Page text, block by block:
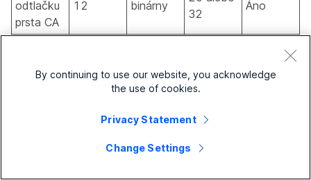
odtlačku
prsta CA
12 binárny
32
Áno
Celková dĺžka všetkých parametrov nesmie presiahnuť
By continuing to use our website, you acknowledge
the use of cookies.
Privacy Statement
Change Settings